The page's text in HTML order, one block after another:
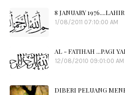
8 JANUARY
1/08/2011 07:10:00 AM
AL - FATIHAH ...PAGI
12/08/2010 09:01:00 AM
DIBERI PELUANG